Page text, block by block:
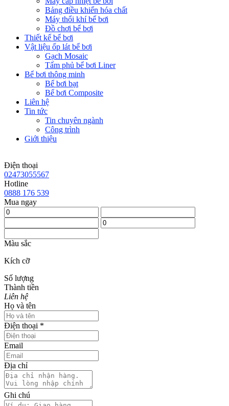
Bảng điều khiển hóa chất
Máy thổi khí bể bơi
Đồ chơi bể bơi
Thiết kế bể bơi
Vật liệu ốp lát bể bơi
Gạch Mosaic
Tấm phủ bể bơi Liner
Bể bơi thông minh
Bể bơi bạt
Bể bơi Composite
Liên hệ
Tin tức
Tin chuyên ngành
Công trình
Giới thiệu
Điện thoại
02473055567
Hotline
0888 176 539
Mua ngay
Màu sắc
Kích cỡ
Số lượng
Thành tiền
Liên hệ
Họ và tên
Điện thoại *
Email
Địa chỉ
Ghi chú